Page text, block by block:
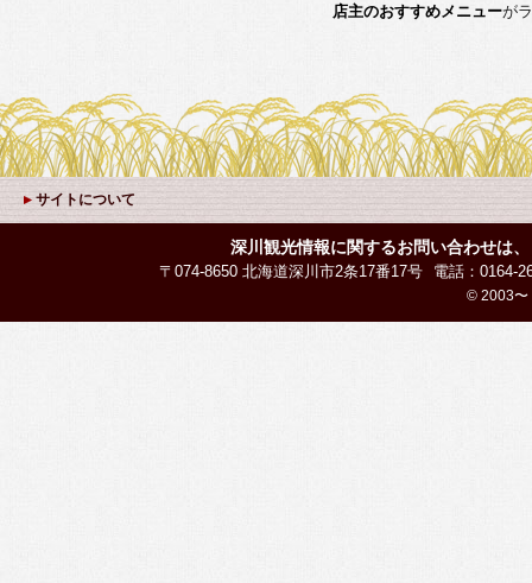
店主のおすすめメニューが
サイトについて
深川観光情報に関するお問い合わせは、
〒074-8650 北海道深川市2条17番17号 電話：0164-
© 2003〜